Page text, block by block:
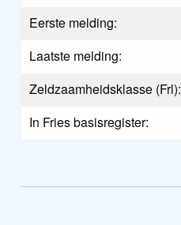
Eerste melding:
Laatste melding:
Zeldzaamheidsklasse (Frl):
In Fries basisregister: